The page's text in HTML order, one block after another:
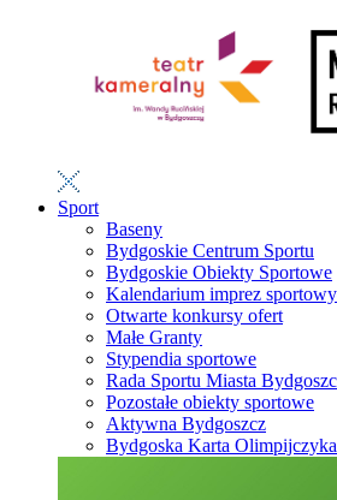
Sport
Baseny
Bydgoskie Centrum Sportu
Bydgoskie Obiekty Sportowe
Kalendarium imprez
Otwarte konkursy ofert
Małe Granty
Stypendia sportowe
Rada Sportu Miasta
Pozostałe obiekty sportowe
Aktywna Bydgoszcz
Bydgoska Karta